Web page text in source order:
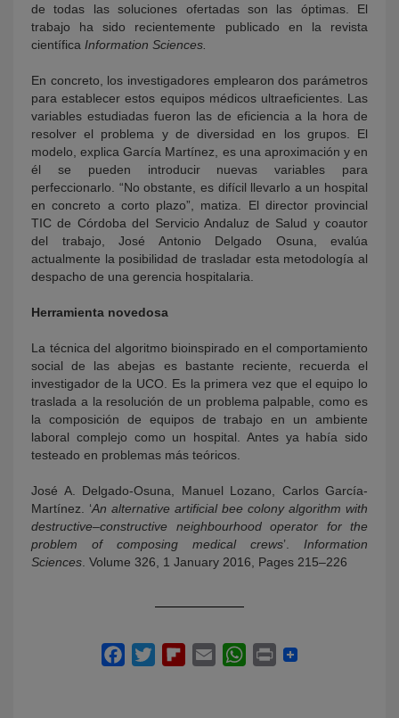
de todas las soluciones ofertadas son las óptimas. El
trabajo ha sido recientemente publicado en la revista
científica Information Sciences.
En concreto, los investigadores emplearon dos parámetros
para establecer estos equipos médicos ultraeficientes. Las
variables estudiadas fueron las de eficiencia a la hora de
resolver el problema y de diversidad en los grupos. El
modelo, explica García Martínez, es una aproximación y en
él se pueden introducir nuevas variables para
perfeccionarlo. “No obstante, es difícil llevarlo a un hospital
en concreto a corto plazo”, matiza. El director provincial
TIC de Córdoba del Servicio Andaluz de Salud y coautor
del trabajo, José Antonio Delgado Osuna, evalúa
actualmente la posibilidad de trasladar esta metodología al
despacho de una gerencia hospitalaria.
Herramienta novedosa
La técnica del algoritmo bioinspirado en el comportamiento
social de las abejas es bastante reciente, recuerda el
investigador de la UCO. Es la primera vez que el equipo lo
traslada a la resolución de un problema palpable, como es
la composición de equipos de trabajo en un ambiente
laboral complejo como un hospital. Antes ya había sido
testeado en problemas más teóricos.
José A. Delgado-Osuna, Manuel Lozano, Carlos García-
Martínez. ‘An alternative artificial bee colony algorithm with
destructive–constructive neighbourhood operator for the
problem of composing medical crews’. Information
Sciences . Volume 326, 1 January 2016, Pages 215–226